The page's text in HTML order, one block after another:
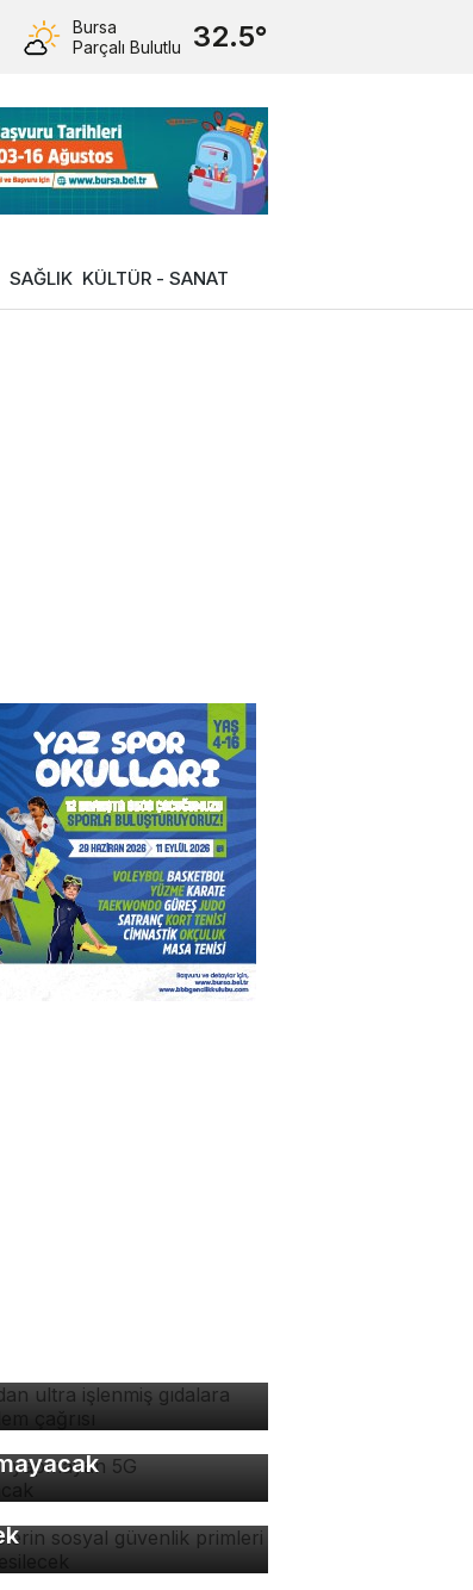
Bursa
Parçalı Bulutlu
32.5°
SAĞLIK KÜLTÜR - SANAT
yapmayan 5G
sosyal
primleri kaynaktan